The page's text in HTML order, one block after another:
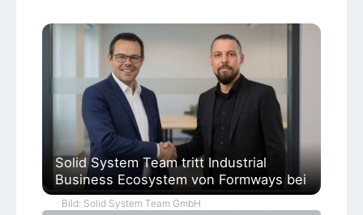
Solid System Team tritt Industrial
Business Ecosystem von Formways bei
Bild: Solid System Team GmbH